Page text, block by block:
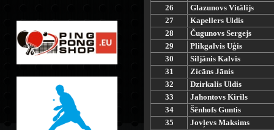
26
Glazunovs Vitālijs
27
Kapellers Uldis
28
Čugunovs Sergejs
29
Plikgalvis Uģis
30
Siljānis Kalvis
31
Zicāns Jānis
32
Dzirkalis Uldis
33
Jahontovs Kirils
34
Šēnhofs Guntis
35
Jovļevs Maksims